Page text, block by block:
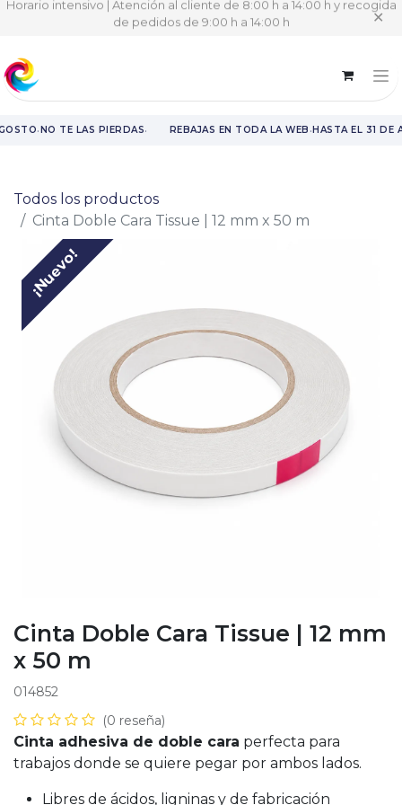
Horario intensivo | Atención al cliente de 8:00 h a 14:00 h y recogida
de pedidos de 9:00 h a 14:00 h ✕
·NO TE LAS PIERDAS· REBAJAS EN TODA LA WEB· HASTA EL 31 DE
Todos los productos
Cinta Doble Cara Tissue | 12 mm x 50 m
¡Nuevo!
Cinta Doble Cara Tissue | 12 mm
x 50 m
014852
(0 reseña)
Cinta adhesiva de doble cara perfecta para
trabajos donde se quiere pegar por ambos lados.
Libres de ácidos, ligninas y de fabricación